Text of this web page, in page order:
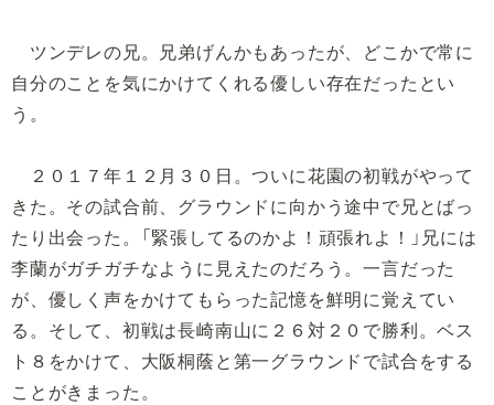
ツンデレの兄。兄弟げんかもあったが、どこかで常に
自分のことを気にかけてくれる優しい存在だったとい
う。
２０１７年１２月３０日。ついに花園の初戦がやって
きた。その試合前、グラウンドに向かう途中で兄とばっ
たり出会った。「緊張してるのかよ！頑張れよ！」兄には
李蘭がガチガチなように見えたのだろう。一言だった
が、優しく声をかけてもらった記憶を鮮明に覚えてい
る。そして、初戦は長崎南山に２６対２０で勝利。ベス
ト８をかけて、大阪桐蔭と第一グラウンドで試合をする
ことがきまった。